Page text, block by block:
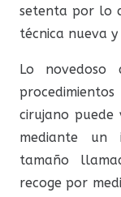
setenta por lo
técnica nueva
Lo
cirujano
mediante un
tamaño
recoge por